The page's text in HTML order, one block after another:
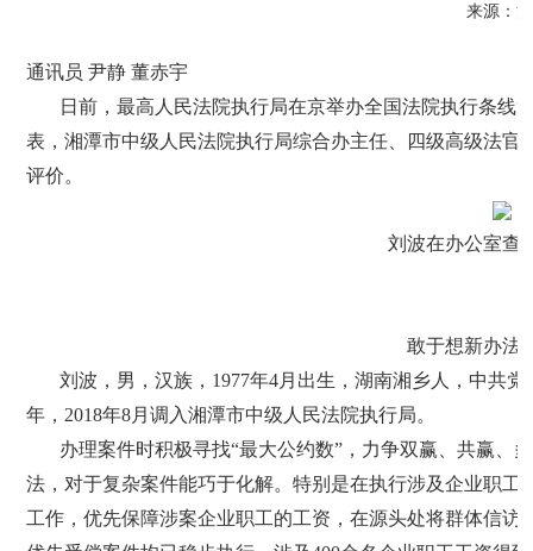
来源：
通讯员 尹静 董赤宇
日前，最高人民法院执行局在京举办全国法院执行条线
表，湘潭市中级人民法院执行局综合办主任、四级高级法
评价。
刘波在办公室查
敢于想新办法
刘波，男，汉族，1977年4月出生，湖南湘乡人，中共
年，2018年8月调入湘潭市中级人民法院执行局。
办理案件时积极寻找“最大公约数”，力争双赢、共赢、
法，对于复杂案件能巧于化解。特别是在执行涉及企业职
工作，优先保障涉案企业职工的工资，在源头处将群体信